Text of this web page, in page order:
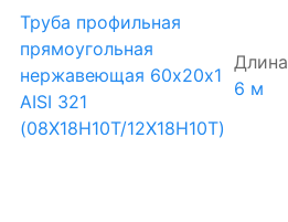
Труба профильная
прямоугольная
нержавеющая 60х20х1
AISI 321
(08Х18Н10Т/12Х18Н10Т)
Длина
6 м